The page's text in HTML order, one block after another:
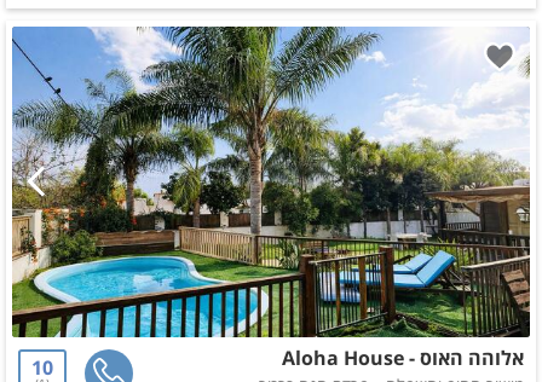
אלוהה האוס - Aloha House 10